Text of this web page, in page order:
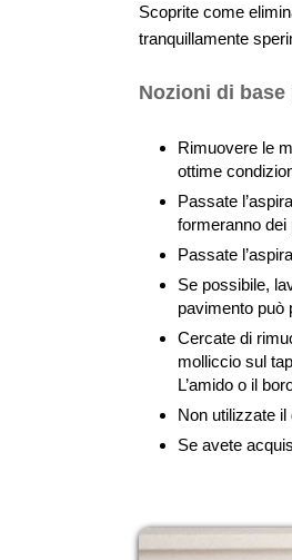
Scoprite come
tranquillamente
Nozioni di
Rimuovere le
ottime
Passate
formeranno dei
Passate
Se possibile,
pavimento può
Cercate di
molliccio sul
L’amido o il
Non utilizzate
Se avete